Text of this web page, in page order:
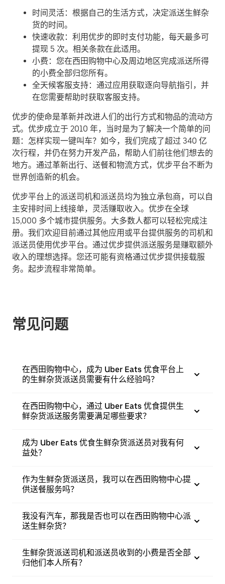
时间灵活：根据自己的生活方式，决定派送生鲜杂
货的时间。
快速收款：利用优步的即时支付功能，每天最多可
提现 5 次。相关条款在此适用。
小费：您在西田购物中心及周边地区完成派送所得
的小费全部归您所有。
全天候客服支持：通过应用获取逐向导航指引，并
在您需要帮助时获取客服支持。
优步的使命是革新并改进人们的出行方式和物品的流动方
式。优步成立于 2010 年，当时是为了解决一个简单的问
题：怎样实现一键叫车？如今，我们完成了超过 340 亿
次行程，并仍在努力开发产品，帮助人们前往他们想去的
地方。通过革新出行、送餐和物流方式，优步平台不断为
世界创造新的机会。
优步平台上的派送司机和派送员均为独立承包商，可以自
主安排时间上线接单，灵活赚取收入。优步在全球
15,000 多个城市提供服务。大多数人都可以轻松完成注
册。我们欢迎目前通过其他应用或平台提供服务的司机和
派送员使用优步平台。通过优步提供派送服务是赚取额外
收入的理想选择。您还可能有资格通过优步提供接载服
务。起步流程非常简单。
常见问题
在西田购物中心，成为 Uber Eats 优食平台上
的生鲜杂货派送员需要有什么经验吗？
在西田购物中心，通过 Uber Eats 优食提供生
鲜杂货派送服务需要满足哪些要求？
成为 Uber Eats 优食生鲜杂货派送员对我有何
益处？
作为生鲜杂货派送员，我可以在西田购物中心提
供送餐服务吗？
我没有汽车，那我是否也可以在西田购物中心派
送生鲜杂货？
生鲜杂货派送司机和派送员收到的小费是否全部
归他们本人所有？